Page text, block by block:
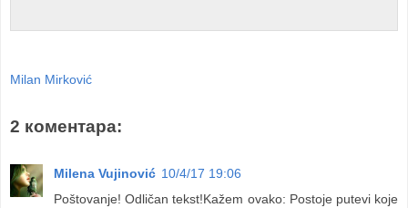
Milan Mirković
2 коментара:
Milena Vujinović 10/4/17 19:06
Poštovanje! Odličan tekst!Kažem ovako: Postoje putevi koje